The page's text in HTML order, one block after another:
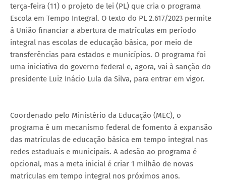
terça-feira (11) o projeto de lei (PL) que cria o programa
Escola em Tempo Integral. O texto do PL 2.617/2023 permite
à União financiar a abertura de matrículas em período
integral nas escolas de educação básica, por meio de
transferências para estados e municípios. O programa foi
uma iniciativa do governo federal e, agora, vai à sanção do
presidente Luiz Inácio Lula da Silva, para entrar em vigor.
Coordenado pelo Ministério da Educação (MEC), o
programa é um mecanismo federal de fomento à expansão
das matrículas de educação básica em tempo integral nas
redes estaduais e municipais. A adesão ao programa é
opcional, mas a meta inicial é criar 1 milhão de novas
matrículas em tempo integral nos próximos anos.